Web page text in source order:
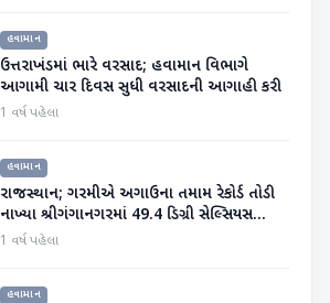
હવામાન
ઉત્તરાખંડમાં ભારે વરસાદ; હવામાન વિભાગે
આગામી ચાર દિવસ સુધી વરસાદની આગાહી કરી
1 વર્ષ પહેલા
હવામાન
રાજસ્થાન; ગરમીએ અગાઉના તમામ રેકોર્ડ તોડી
નાખ્યા શ્રીગંગાનગરમાં 49.4 ડિગ્રી સેલ્સિયસ
નોંધાયું
1 વર્ષ પહેલા
હવામાન